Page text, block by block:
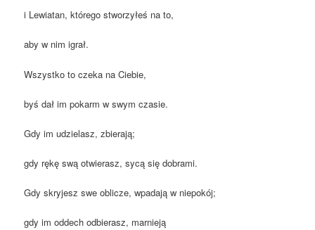
i Lewiatan, którego stworzyłeś na to,
aby w nim igrał.
Wszystko to czeka na Ciebie,
byś dał im pokarm w swym czasie.
Gdy im udzielasz, zbierają;
gdy rękę swą otwierasz, sycą się dobrami.
Gdy skryjesz swe oblicze, wpadają w niepokój;
gdy im oddech odbierasz, marnieją